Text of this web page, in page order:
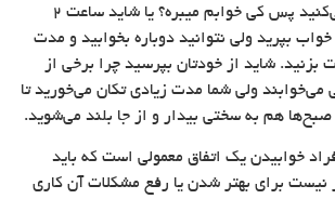
خیره شده‌اید و فکر می‌کنید پس کی خوابم میبره؟ یا شاید ساعت 2
خواب بپرید ولی نتوانید دوباره بخوابید و مدت
بزنید. شاید از خودتان بپرسید چرا برخی از
می‌خوابند ولی شما مدت زیادی تکان می‌خورید تا
و صبح‌ها هم به سختی بیدار و از جا بلند می‌شوید.
خوابیدن یک اتفاق معمولی است که باید
برای بهتر شدن یا رفع مشکلات آن کاری